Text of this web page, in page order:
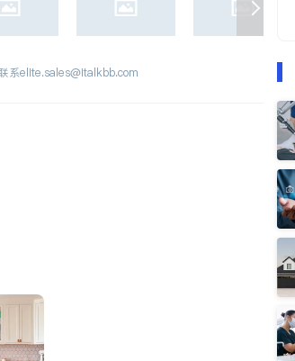
系elite.sales@italkbb.com